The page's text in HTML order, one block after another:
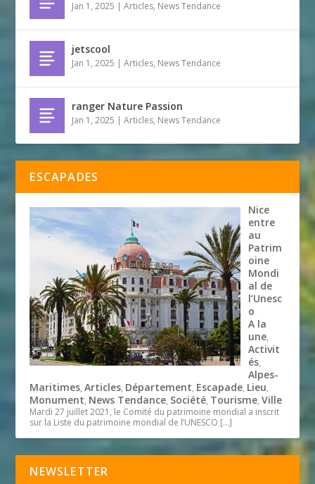
Jan 1, 2025 |Articles, News Tendance
jetscool
Jan 1, 2025 |Articles, News Tendance
ranger Nature Passion
Jan 1, 2025 |Articles, News Tendance
ESCAPADES
Nice
entre
au
Patrim
oine
Mondi
al de
l’Unesc
o
A la
une,
Activit
és,
Alpes-
Maritimes,Articles, Département, Escapade, Lieu,
Monument, News Tendance, Société, Tourisme,Ville
Mardi 27 juillet 2021, le Comité du patrimoine mondial a inscrit
sur la Liste du patrimoine mondial de l’UNESCO […]
NEWSLETTER